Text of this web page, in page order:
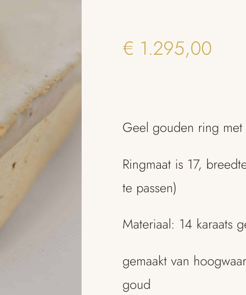
€ 1.295,00
Geel gouden ring
Ringmaat is 17,
te passen)
Materiaal: 14 karaats
gemaakt van
goud